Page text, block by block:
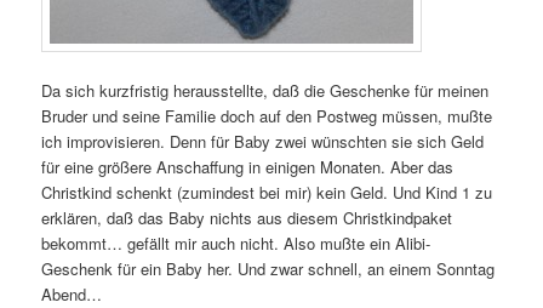
Da sich kurzfristig herausstellte, daß die Geschenke für meinen
Bruder und seine Familie doch auf den Postweg müssen, mußte
ich improvisieren. Denn für Baby zwei wünschten sie sich Geld
für eine größere Anschaffung in einigen Monaten. Aber das
Christkind schenkt (zumindest bei mir) kein Geld. Und Kind 1 zu
erklären, daß das Baby nichts aus diesem Christkindpaket
bekommt… gefällt mir auch nicht. Also mußte ein Alibi-
Geschenk für ein Baby her. Und zwar schnell, an einem Sonntag
Abend…